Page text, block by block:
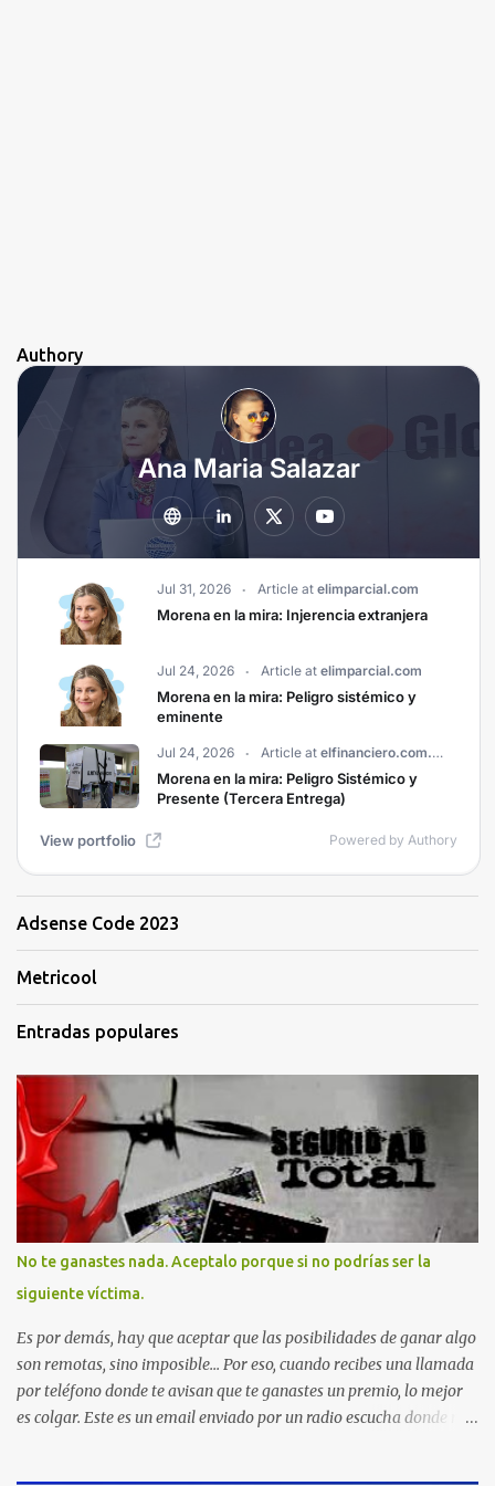
Authory
Adsense Code 2023
Metricool
Entradas populares
No te ganastes nada. Aceptalo porque si no podrías ser la
siguiente víctima.
Es por demás, hay que aceptar que las posibilidades de ganar algo
son remotas, sino imposible... Por eso, cuando recibes una llamada
por teléfono donde te avisan que te ganastes un premio, lo mejor
es colgar. Este es un email enviado por un radio escucha donde nos